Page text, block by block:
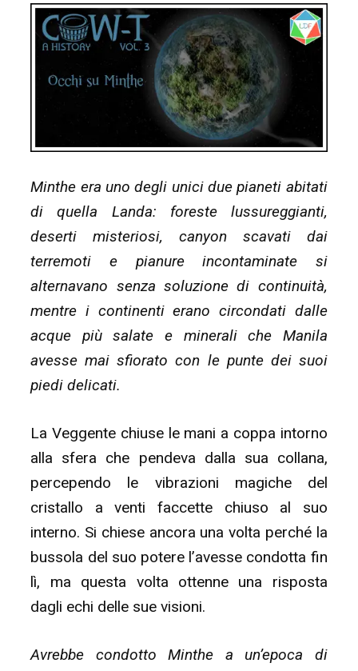
Minthe era uno degli unici due pianeti abitati
di quella Landa: foreste lussureggianti,
deserti misteriosi, canyon scavati dai
terremoti e pianure incontaminate si
alternavano senza soluzione di continuità,
mentre i continenti erano circondati dalle
acque più salate e minerali che Manila
avesse mai sfiorato con le punte dei suoi
piedi delicati.
La Veggente chiuse le mani a coppa intorno
alla sfera che pendeva dalla sua collana,
percependo le vibrazioni magiche del
cristallo a venti faccette chiuso al suo
interno. Si chiese ancora una volta perché la
bussola del suo potere l’avesse condotta fin
lì, ma questa volta ottenne una risposta
dagli echi delle sue visioni.
Avrebbe condotto Minthe a un’epoca di